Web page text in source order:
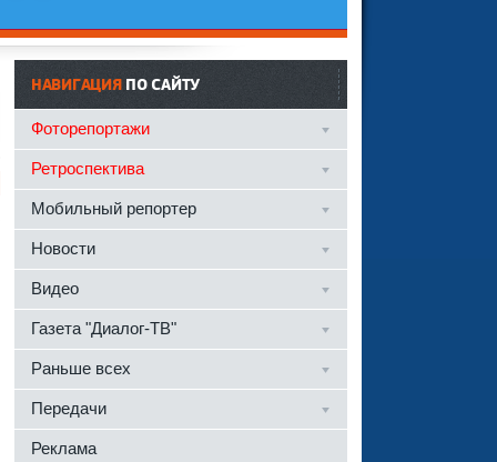
НАВИГАЦИЯПО САЙТУ
Фоторепортажи
Ретроспектива
Мобильный репортер
Новости
Видео
Газета "Диалог-ТВ"
Раньше всех
Передачи
Реклама